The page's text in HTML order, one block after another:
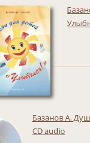
Базанов А.
CD audio